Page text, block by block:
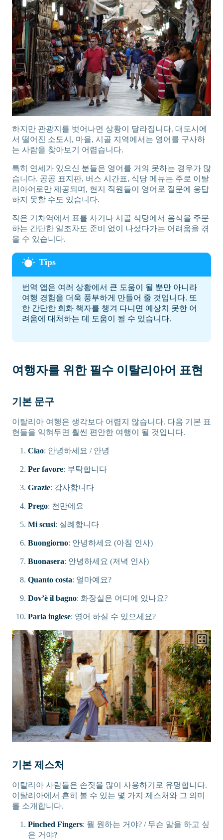
하지만 관광지를 벗어나면 상황이 달라집니다. 대도시에
서 떨어진 소도시, 마을, 시골 지역에서는 영어를 구사하
는 사람을 찾아보기 어렵습니다.
특히 연세가 있으신 분들은 영어를 거의 못하는 경우가 많
습니다. 공공 표지판, 버스 시간표, 식당 메뉴는 주로 이탈
리아어로만 제공되며, 현지 직원들이 영어로 질문에 응답
하지 못할 수도 있습니다.
작은 기차역에서 표를 사거나 시골 식당에서 음식을 주문
하는 간단한 일조차도 준비 없이 나섰다가는 어려움을 겪
을 수 있습니다.
번역 앱은 여러 상황에서 큰 도움이 될 뿐만 아니라
여행 경험을 더욱 풍부하게 만들어 줄 것입니다. 또
한 간단한 회화 책자를 챙겨 다니면 예상치 못한 어
려움에 대처하는 데 도움이 될 수 있습니다.
여행자를 위한 필수 이탈리아어 표현
기본 문구
이탈리아 여행은 생각보다 어렵지 않습니다. 다음 기본 표
현들을 익혀두면 훨씬 편안한 여행이 될 것입니다.
Ciao: 안녕하세요 / 안녕
Per favore: 부탁합니다
Grazie: 감사합니다
Prego: 천만에요
Mi scusi: 실례합니다
Buongiorno: 안녕하세요 (아침 인사)
Buonasera: 안녕하세요 (저녁 인사)
Quanto costa: 얼마예요?
Dov’è il bagno: 화장실은 어디에 있나요?
Parla inglese: 영어 하실 수 있으세요?
기본 제스처
이탈리아 사람들은 손짓을 많이 사용하기로 유명합니다.
이탈리아에서 흔히 볼 수 있는 몇 가지 제스처와 그 의미
를 소개합니다.
Pinched Fingers: 뭘 원하는 거야? / 무슨 말을 하고 싶
은 거야?